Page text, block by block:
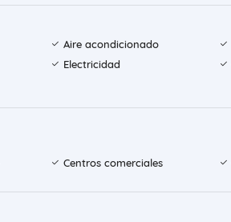
Aire acondicionado
Electricidad
Centros comerciales